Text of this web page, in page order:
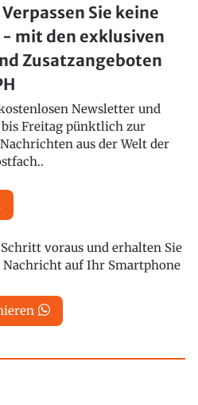
Sie keine
mit den exklusiven
Zusatzangeboten
Newsletter und
Freitag pünktlich zur
aus der Welt der
voraus und erhalten Sie
auf Ihr Smartphone